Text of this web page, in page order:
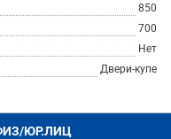
850
700
Нет
Двери-купе
ЮР.ЛИЦ